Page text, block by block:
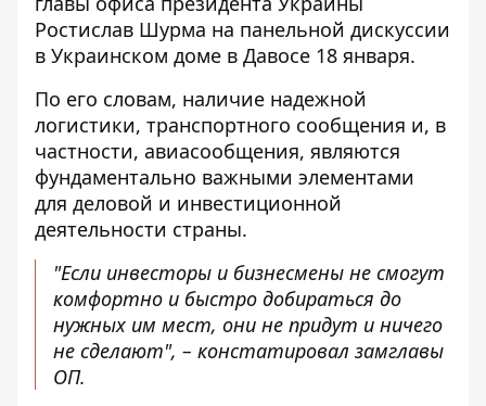
Ростислав Шурма на панельной дискуссии
в Украинском доме в Давосе 18 января.
По его словам, наличие надежной
логистики, транспортного сообщения и, в
частности, авиасообщения, являются
фундаментально важными элементами
для деловой и инвестиционной
деятельности страны.
"Если инвесторы и бизнесмены не смогут
комфортно и быстро добираться до
нужных им мест, они не придут и ничего
не сделают", – констатировал замглавы
ОП.